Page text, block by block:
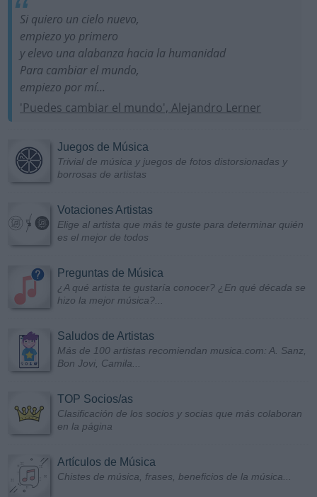
Si quiero un cielo nuevo,
empiezo yo primero
y elevo una alabanza hacia la humanidad
Para cambiar el mundo,
empiezo por mí...
'Puedes cambiar el mundo', Alejandro Lerner
Juegos de Música
Trivial de música y juegos de fotos distorsionadas y
borrosas de artistas
Votaciones Artistas
Elige al artista que más te guste para determinar quién
es el mejor de todos
Preguntas de Música
¿A qué artista te gustaría conocer? ¿En qué década se
hizo la mejor música?...
Saludos de Artistas
Más de 100 artistas recomiendan musica.com: A. Sanz,
Bon Jovi, Camila...
TOP Socios/as
Clasificación de los socios y socias que más colaboran
en la página
Artículos de Música
Chistes de música, frases, beneficios de la música...